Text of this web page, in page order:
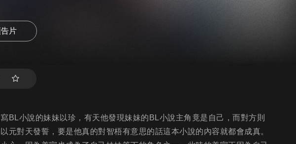
片
BL小說的妹妹以珍，有天他發現妹妹的BL小說主角竟是自己，而對方則
元對天發誓，要是他真的對智梧有意思的話這本小說的內容就都會成真。